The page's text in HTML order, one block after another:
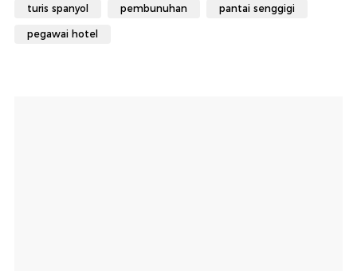
turis spanyol pembunuhan pantai senggigi
pegawai hotel